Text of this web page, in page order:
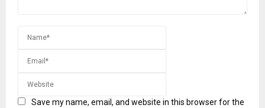
Save my name, email, and website in this browser for the